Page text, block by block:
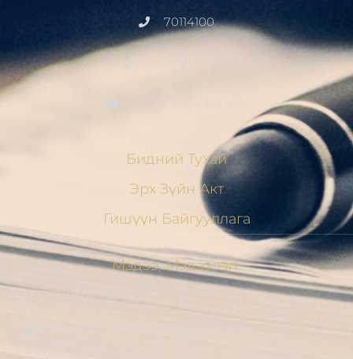
70114100
contact@judge.mn
Бидний Тухай
Эрх Зүйн Акт
Гишүүн Байгууллага
Мэдээ, Мэдээлэл
МЭНДЧИЛГЭЭ
ШҮҮГЧДИЙН ХОЛБООНЫ УДИРДАХ